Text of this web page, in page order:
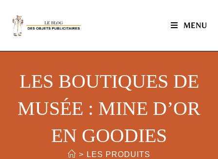
MENU
LES BOUTIQUES DE
MUSÉE : MINE D’OR
EN GOODIES
> LES PRODUITS